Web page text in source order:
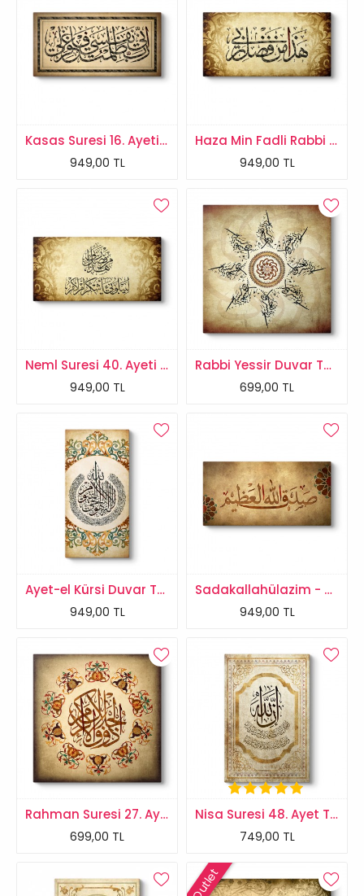
Kasas Suresi 16. Ayeti Tablosu
949,00 TL
Haza Min Fadli Rabbi Tablosu
949,00 TL
Neml Suresi 40. Ayeti Tablosu
949,00 TL
Rabbi Yessir Duvar Tablosu
699,00 TL
Ayet-el Kürsi Duvar Tablosu
949,00 TL
Sadakallahülazim - Allah Doğru Söyledi Tablosu
949,00 TL
Rahman Suresi 27. Ayet-i Kerime Tablosu
699,00 TL
Nisa Suresi 48. Ayet Tablosu
749,00 TL
Outlet